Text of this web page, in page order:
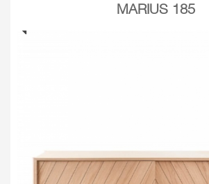
MARIUS 185